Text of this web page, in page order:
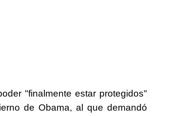
"finalmente estar protegidos"
de Obama, al que demandó